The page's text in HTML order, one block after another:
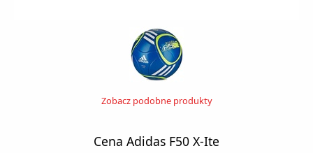
Zobacz podobne produkty
Cena Adidas F50 X-Ite